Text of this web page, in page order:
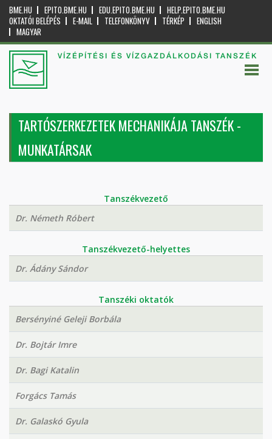
BME.HU EPITO.BME.HU EDU.EPITO.BME.HU
HELP.EPITO.BME.HU
OKTATÓI BELÉPÉS
E-MAIL TELEFONKÖNYV TÉRKÉP
ENGLISH
MAGYAR
VÍZÉPÍTÉSI ÉS VÍZGAZDÁLKODÁSI TANSZÉK
TARTÓSZERKEZETEK MECHANIKÁJA TANSZÉK -
MUNKATÁRSAK
Tanszékvezető
Dr. Németh Róbert
Tanszékvezető-helyettes
Dr. Ádány Sándor
Tanszéki oktatók
Bersényiné Geleji Borbála
Dr. Bojtár Imre
Dr. Bagi Katalin
Forgács Tamás
Dr. Galaskó Gyula